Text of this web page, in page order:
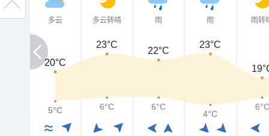
多云 多云转晴 雨 雨 雨转
20°C
20°C
23°C
22°C
23°C
5°C
5°C 6°C 6°C
4°C
6°C